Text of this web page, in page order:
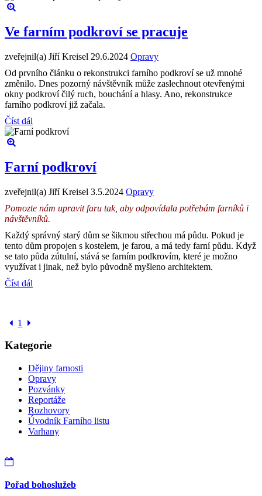
Ve farním podkroví se pracuje
zveřejnil(a) Jiří Kreisel 29.6.2024 Opravy
Od prvního článku o rekonstrukci farního podkroví se už mnohé
změnilo. Dnes pozorný návštěvník může zaslechnout otevřenými
okny podkroví čilý ruch, bouchání a hlasy. Ano, rekonstrukce
farního podkroví již začala.
Číst dál
Farní podkroví
zveřejnil(a) Jiří Kreisel 3.5.2024 Opravy
Pomozte nám upravit faru tak, aby odpovídala potřebám farníků i
návštěvníků.
Každý správný starý dům se šikmou střechou má půdu. Pokud je
tento dům propojen s kostelem, je farou, a má tedy farní půdu. Když
se tato půda zútulní, stává se farním podkrovím, které je možno
využívat i jinak, než bylo původně myšleno architektem.
Číst dál
1
Kategorie
Dějiny farnosti
Opravy
Pozvánky
Reportáže
Rozhovory
Úvodník Farního listu
Varhany
Pořad bohoslužeb